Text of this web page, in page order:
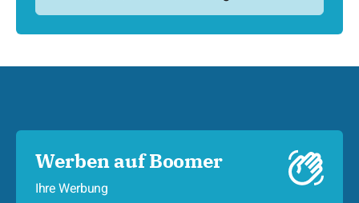
Werben auf Boomer
Ihre Werbung